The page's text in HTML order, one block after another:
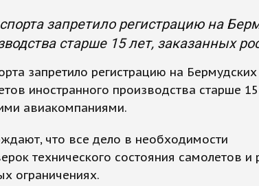
запретило регистрацию на
старше 15 лет, заказанных
запретило регистрацию на Бермудских
иностранного производства старше 15
авиакомпаниями.
что все дело в необходимости
технического состояния самолетов и
ограничениях.